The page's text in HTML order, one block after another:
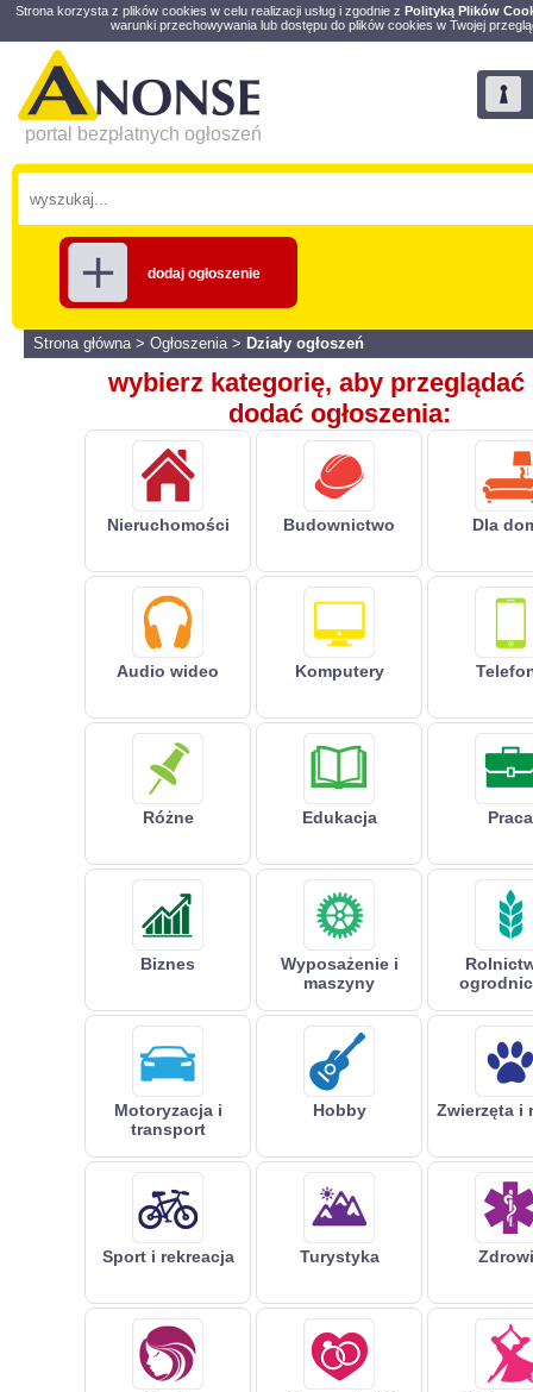
Strona korzysta z plików cookies w celu realizacji usług i zgodnie z Polityką Plików
warunki przechowywania lub dostępu do plików cookies w Twojej
portal bezpłatnych ogłoszeń
dodaj ogłoszenie
Strona główna> Ogłoszenia > Działy ogłoszeń
wybierz kategorię, aby przeglądać
dodać ogłoszenia:
Nieruchomości Budownictwo Dla
Audio wideo Komputery
Różne Edukacja Praca
Biznes
Wyposażenie i
maszyny
Motoryzacja i
transport
Hobby Zwierzęta i
Sport i rekreacja Turystyka